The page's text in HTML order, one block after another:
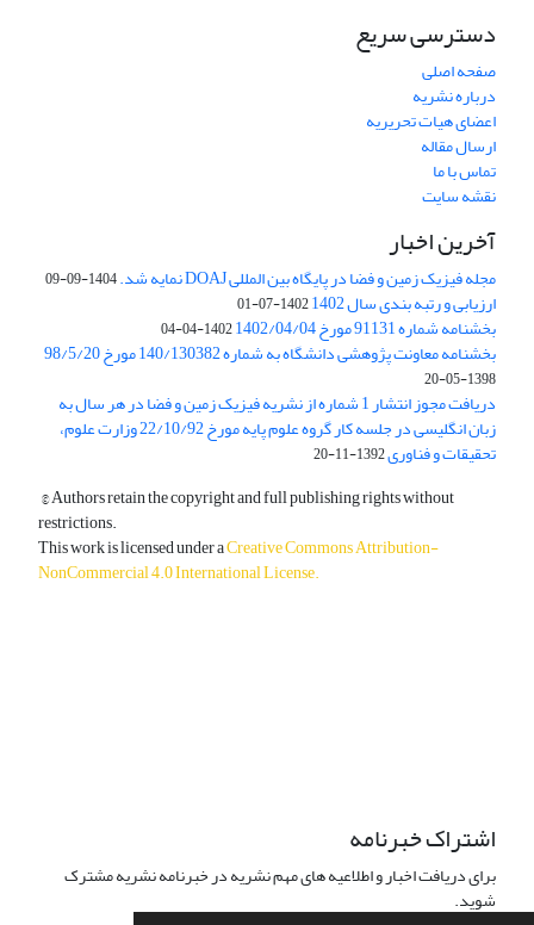
دسترسی سریع
صفحه اصلی
درباره نشریه
اعضای هیات تحریریه
ارسال مقاله
تماس با ما
نقشه سایت
آخرین اخبار
مجله فیزیک زمین و فضا در پایگاه بین المللی DOAJ نمایه شد. 1404-09-09
ارزیابی و رتبه بندی سال 1402 1402-07-01
بخشنامه شماره 91131 مورخ 1402/04/04 1402-04-04
بخشنامه معاونت پژوهشی دانشگاه به شماره 140/130382 مورخ 98/5/20
1398-05-20
دریافت مجوز انتشار 1 شماره از نشریه فیزیک زمین و فضا در هر سال به
زبان انگلیسی در جلسه کار گروه علوم پایه مورخ 22/10/92 وزارت علوم،
تحقیقات و فناوری1392-11-20
© Authors retain the copyright and full publishing rights without
restrictions.
This work is licensed under aCreative Commons Attribution-
NonCommercial 4.0 International License.
اشتراک خبرنامه
برای دریافت اخبار و اطلاعیه های مهم نشریه در خبرنامه نشریه مشترک
شوید.